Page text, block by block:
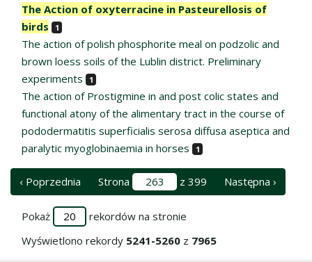
The Action of oxyterracine in Pasteurellosis of
birds
1
The action of polish phosphorite meal on podzolic and
brown loess soils of the Lublin district. Preliminary
experiments
1
The action of Prostigmine in and post colic states and
functional atony of the alimentary tract in the course of
pododermatitis superficialis serosa diffusa aseptica and
paralytic myoglobinaemia in horses
1
‹ Poprzednia Strona z 399 Następna ›
Pokaż
rekordów na stronie
Wyświetlono rekordy 5241-5260 z 7965